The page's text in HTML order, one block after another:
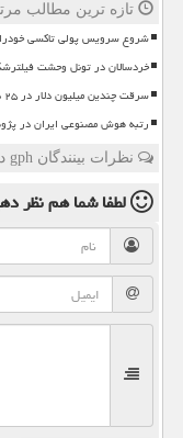
تازه ترین مطالب
شروع سرویس پولی تاکسی
خردسالان در تونل وحشت
سرقت چندین میلیون دلار در ۲۵ دقیقه
رتبه هوش مصنوعی ایران در پژوهش
نظرات بینندگان gph در مورد این مطلب
لطفا شما همنظر